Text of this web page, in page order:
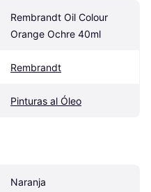
Rembrandt Oil Colour
Orange Ochre 40ml
Rembrandt
Pinturas al Óleo
Naranja